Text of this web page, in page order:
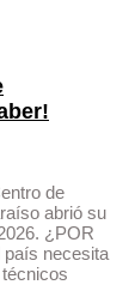
de
abrió su
¿POR
necesita